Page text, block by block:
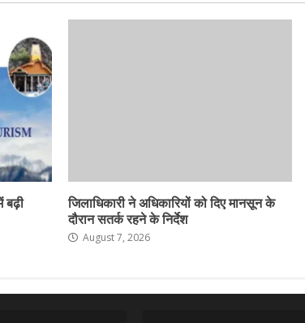
बढ़ी
जिलाधिकारी ने अधिकारियों को दिए मानसून के
दौरान सतर्क रहने के निर्देश
August 7, 2026